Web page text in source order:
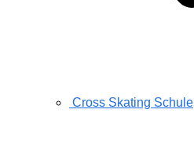
Cross Skating Schule